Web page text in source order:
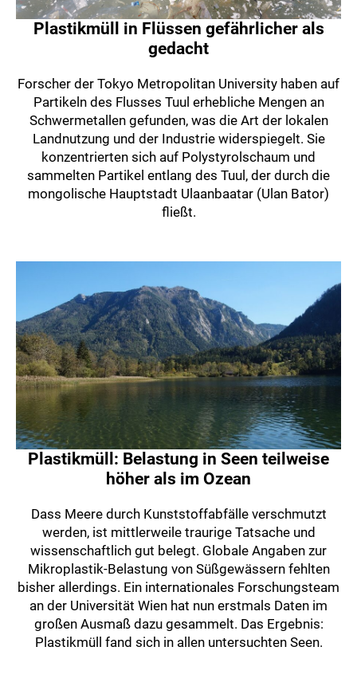
Plastikmüll in Flüssen gefährlicher als
gedacht
Forscher der Tokyo Metropolitan University haben auf
Partikeln des Flusses Tuul erhebliche Mengen an
Schwermetallen gefunden, was die Art der lokalen
Landnutzung und der Industrie widerspiegelt. Sie
konzentrierten sich auf Polystyrolschaum und
sammelten Partikel entlang des Tuul, der durch die
mongolische Hauptstadt Ulaanbaatar (Ulan Bator)
fließt.
Plastikmüll: Belastung in Seen teilweise
höher als im Ozean
Dass Meere durch Kunststoffabfälle verschmutzt
werden, ist mittlerweile traurige Tatsache und
wissenschaftlich gut belegt. Globale Angaben zur
Mikroplastik-Belastung von Süßgewässern fehlten
bisher allerdings. Ein internationales Forschungsteam
an der Universität Wien hat nun erstmals Daten im
großen Ausmaß dazu gesammelt. Das Ergebnis:
Plastikmüll fand sich in allen untersuchten Seen.